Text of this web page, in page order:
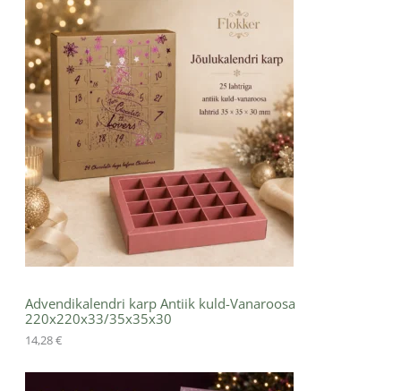
Advendikalendri karp Antiik kuld-Vanaroosa
220x220x33/35x35x30
14,28€